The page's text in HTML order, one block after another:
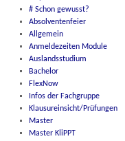
# Schon gewusst?
Absolventenfeier
Allgemein
Anmeldezeiten Module
Auslandsstudium
Bachelor
FlexNow
Infos der Fachgruppe
Klausureinsicht/Prüfungen
Master
Master KliPPT